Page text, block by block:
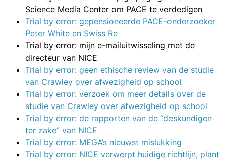
Science Media Center om PACE te verdedigen
Trial by error: gepensioneerde PACE-onderzoeker
Peter White en Swiss Re
Trial by error: mijn e-mailuitwisseling met de
directeur van NICE
Trial by error: geen ethische review van de studie
van Crawley over afwezigheid op school
Trial by error: verzoek om meer details over de
studie van Crawley over afwezigheid op school
Trial by error: de rapporten van de “deskundigen
ter zake” van NICE
Trial by error: MEGA’s nieuwst mislukking
Trial by error: NICE verwerpt huidige richtlijn, plant